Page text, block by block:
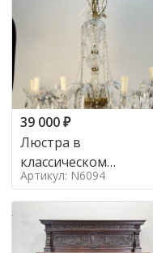
39 000₽
Люстра в
классическом
итальянском стиле на
10 ламп. в стиле
Артикул: N6094